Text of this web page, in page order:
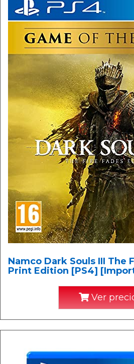
Namco Dark Souls III The
Print Edition [PS4]
Ver